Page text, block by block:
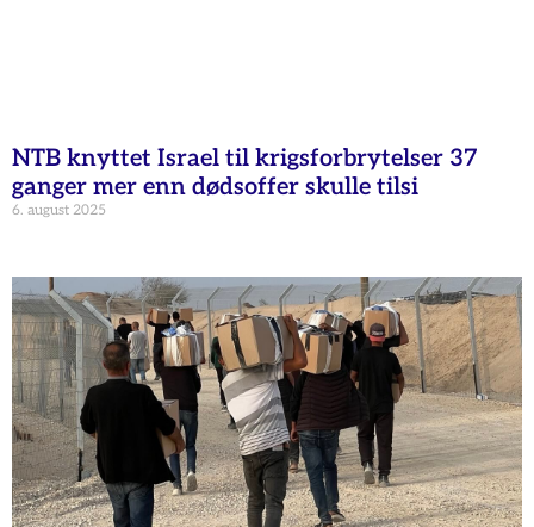
NTB knyttet Israel til krigsforbrytelser 37
ganger mer enn dødsoffer skulle tilsi
6. august 2025